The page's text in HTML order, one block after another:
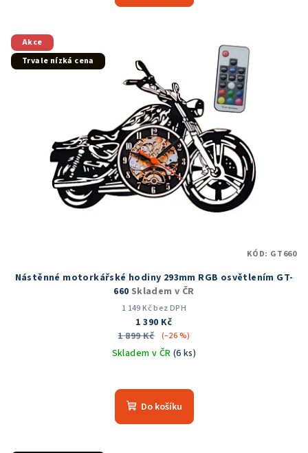
Akce
Trvale nízká cena
Nástěnné motorkářské hodiny 293mm RGB osvětlením GT-
660 Skladem v ČR
1 149 Kč bez DPH
1 390 Kč
1 899 Kč
(–26 %)
Skladem v ČR (6 ks)
hodnocení
produktu
Do košíku
KÓD: GT660